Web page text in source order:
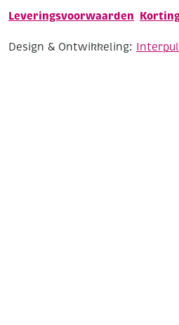
Leveringsvoorwaarden
Design & Ontwikkeling: